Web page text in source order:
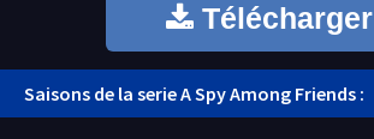
Télécharger
Saisons de la serie A Spy Among Friends :